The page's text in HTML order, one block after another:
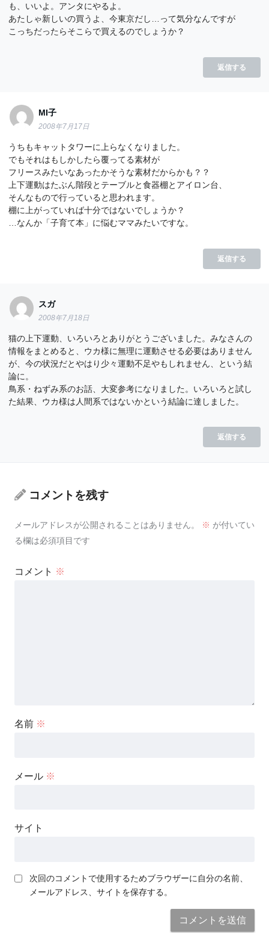
も、いいよ。アンタにやるよ。
あたしゃ新しいの買うよ、今東京だし…って気分なんですが
こっちだったらそこらで買えるのでしょうか？
返信する
MI子
2008年7月17日
うちもキャットタワーに上らなくなりました。
でもそれはもしかしたら覆ってる素材が
フリースみたいなあったかそうな素材だからかも？？
上下運動はたぶん階段とテーブルと食器棚とアイロン台、
そんなもので行っていると思われます。
棚に上がっていれば十分ではないでしょうか？
…なんか「子育て本」に悩むママみたいですな。
返信する
スガ
2008年7月18日
猫の上下運動、いろいろとありがとうございました。みなさんの
情報をまとめると、ウカ様に無理に運動させる必要はありません
が、今の状況だとやはり少々運動不足やもしれません、という結
論に。
鳥系・ねずみ系のお話、大変参考になりました。いろいろと試し
た結果、ウカ様は人間系ではないかという結論に達しました。
返信する
コメントを残す
メールアドレスが公開されることはありません。 ※ が付いてい
る欄は必須項目です
コメント ※
名前 ※
メール ※
サイト
次回のコメントで使用するためブラウザーに自分の名前、
メールアドレス、サイトを保存する。